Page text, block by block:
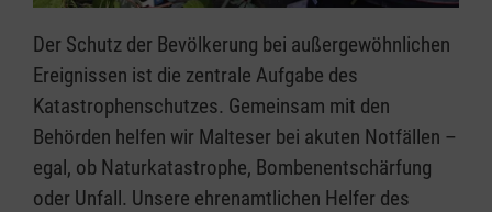
Der Schutz der Bevölkerung bei außergewöhnlichen
Ereignissen ist die zentrale Aufgabe des
Katastrophenschutzes. Gemeinsam mit den
Behörden helfen wir Malteser bei akuten Notfällen –
egal, ob Naturkatastrophe, Bombenentschärfung
oder Unfall. Unsere ehrenamtlichen Helfer des